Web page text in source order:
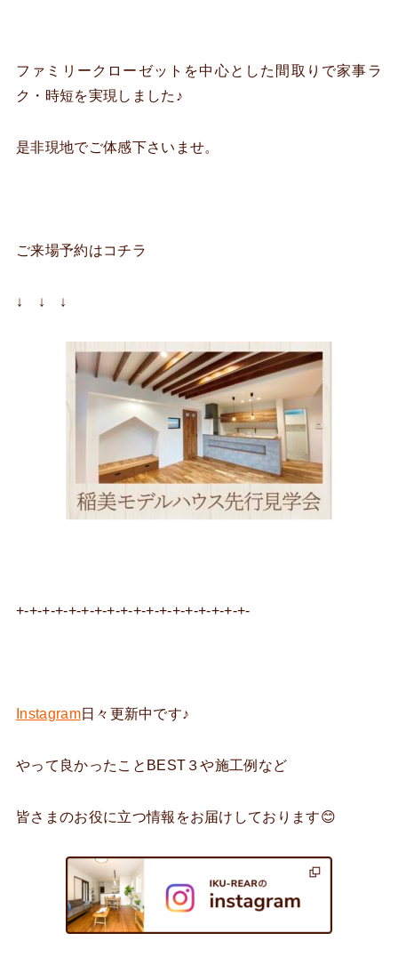
ファミリークローゼットを中心とした間取りで家事ラ
ク・時短を実現しました♪
是非現地でご体感下さいませ。
ご来場予約はコチラ
↓ ↓ ↓
+-+-+-+-+-+-+-+-+-+-+-+-+-+-+-+-+-+-
Instagram日々更新中です♪
やって良かったことBEST３や施工例など
皆さまのお役に立つ情報をお届けしております😊